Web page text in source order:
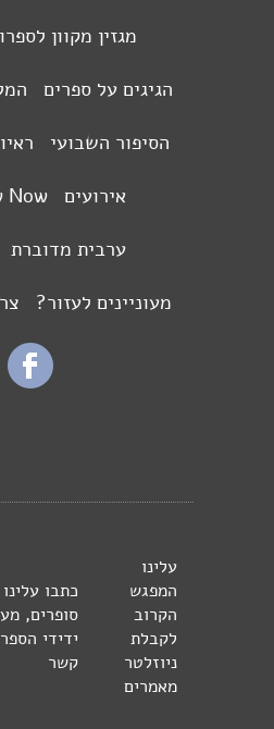
מגזין מקוון
הגיגים על ספרים
הסיפור השבועי
אירועים Now
ערבית מדוברת
מעוניינים לעזור?
עלינו
המפגש
הקרוב
לקבלת
ניוזלטר
מאמרים
כתבו עלינו
סופרים,
ידידי
קשר